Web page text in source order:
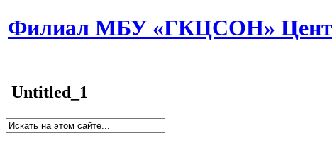
Филиал МБУ «ГКЦСОН»
Untitled_1